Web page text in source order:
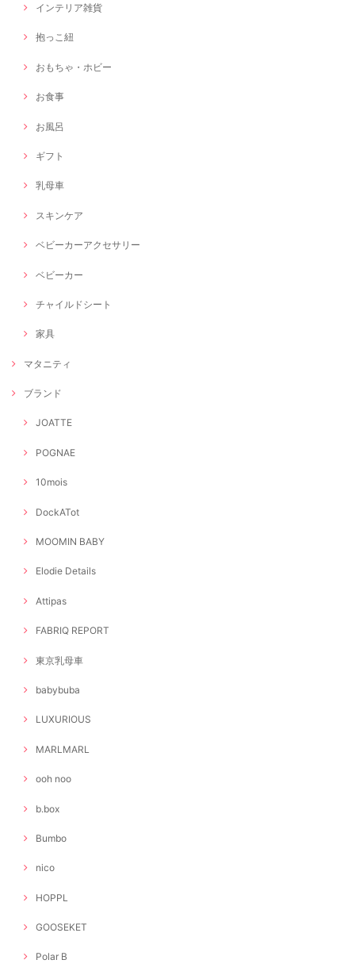
インテリア雑貨
抱っこ紐
おもちゃ・ホビー
お食事
お風呂
ギフト
乳母車
スキンケア
ベビーカーアクセサリー
ベビーカー
チャイルドシート
家具
マタニティ
ブランド
JOATTE
POGNAE
10mois
DockATot
MOOMIN BABY
Elodie Details
Attipas
FABRIQ REPORT
東京乳母車
babybuba
LUXURIOUS
MARLMARL
ooh noo
b.box
Bumbo
nico
HOPPL
GOOSEKET
Polar B